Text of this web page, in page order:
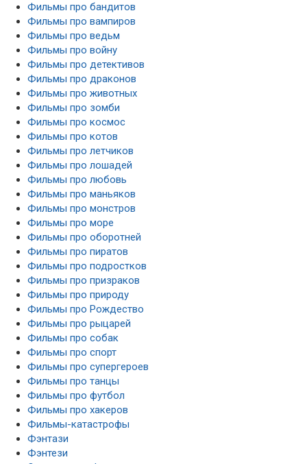
Фильмы про бандитов
Фильмы про вампиров
Фильмы про ведьм
Фильмы про войну
Фильмы про детективов
Фильмы про драконов
Фильмы про животных
Фильмы про зомби
Фильмы про космос
Фильмы про котов
Фильмы про летчиков
Фильмы про лошадей
Фильмы про любовь
Фильмы про маньяков
Фильмы про монстров
Фильмы про море
Фильмы про оборотней
Фильмы про пиратов
Фильмы про подростков
Фильмы про призраков
Фильмы про природу
Фильмы про Рождество
Фильмы про рыцарей
Фильмы про собак
Фильмы про спорт
Фильмы про супергероев
Фильмы про танцы
Фильмы про футбол
Фильмы про хакеров
Фильмы-катастрофы
Фэнтази
Фэнтези